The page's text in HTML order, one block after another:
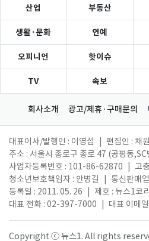
산업 부동산
생활·문화 연예
오피니언 핫이슈
TV 속보
회사소개 광고/제휴·구매문의
대표이사/발행인 : 이영섭 편집인 : 채
주소 : 서울시 종로구 종로 47 (공평동
사업자등록번호 : 101-86-62870
고
청소년보호책임자 : 안병길
통신판매
등록일 : 2011. 05. 26
제호 : 뉴스1코
대표 전화 : 02-397-7000
대표 이메
Copyright ⓒ 뉴스1. All rights